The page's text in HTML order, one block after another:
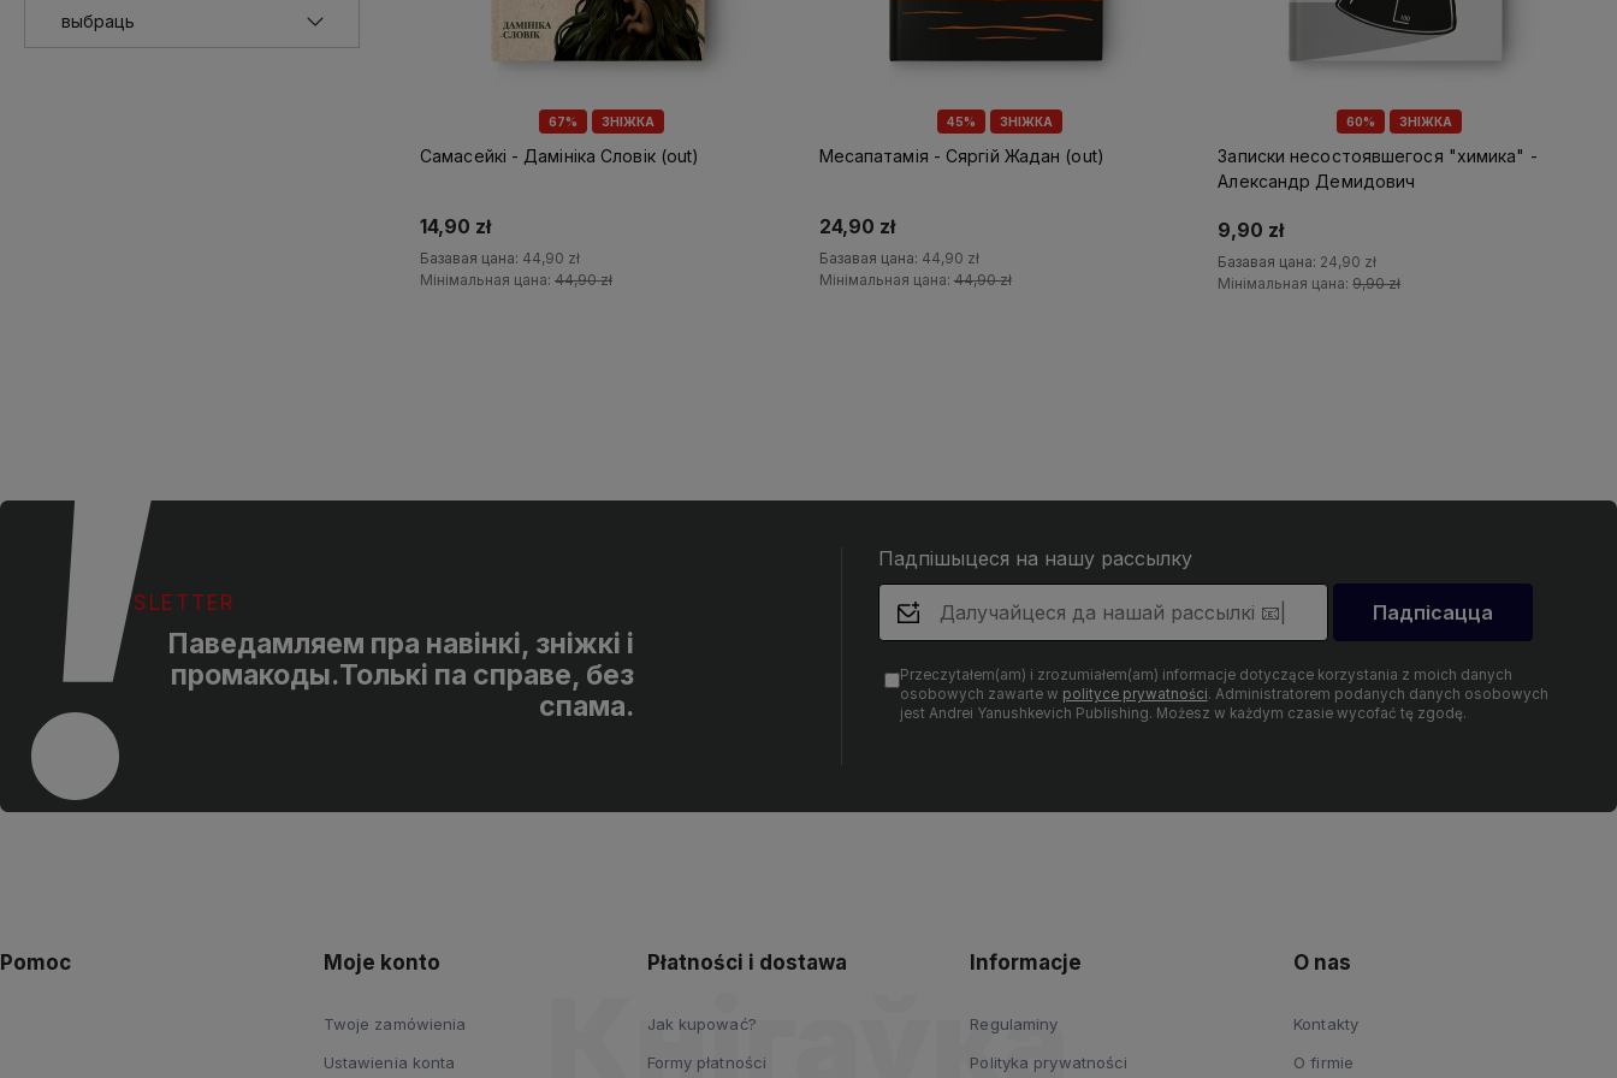
67% ЗНІЖКА
Самасейкі - Дамініка Словік (out)
14,90 zł
Базавая цана: 44,90 zł
Мінімальная цана: 44,90 zł
45% ЗНІЖКА
Месапатамія - Сяргій Жадан (out)
24,90 zł
Базавая цана: 44,90 zł
Мінімальная цана:44,90 zł
60% ЗНІЖКА
Записки несостоявшегося "химика" -
Александр Демидович
9,90 zł
Базавая цана: 24,90 zł
Мінімальная цана:9,90 zł
NEWSLETTER
Паведамляем пра навінкі, зніжкі і
промакоды.Толькі па справе, без
спама.
Падпішыцеся на нашу рассылку
Падпісацца
Przeczytałem(am) i zrozumiałem(am) informacje dotyczące korzystania z moich danych
osobowych zawarte w polityce prywatności. Administratorem podanych danych osobowych
jest Andrei Yanushkevich Publishing. Możesz w każdym czasie wycofać tę zgodę.
Pomoc Moje konto
Twoje zamówienia
Ustawienia konta
Płatności i dostawa
Jak kupować?
Formy płatności
Informacje
Regulaminy
Polityka prywatności
O nas
Kontakty
O firmie